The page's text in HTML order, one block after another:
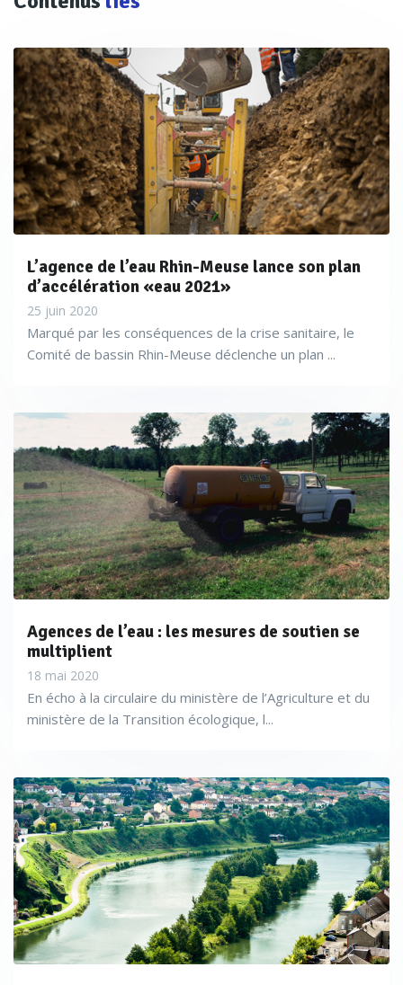
L’agence de l’eau Rhin-Meuse lance son plan
d’accélération «eau 2021»
25 juin 2020
Marqué par les conséquences de la crise sanitaire, le
Comité de bassin Rhin-Meuse déclenche un plan ...
Agences de l’eau : les mesures de soutien se
multiplient
18 mai 2020
En écho à la circulaire du ministère de l’Agriculture et du
ministère de la Transition écologique, l...